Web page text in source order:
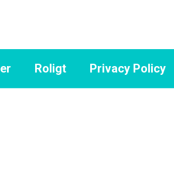
Roligt Privacy Policy